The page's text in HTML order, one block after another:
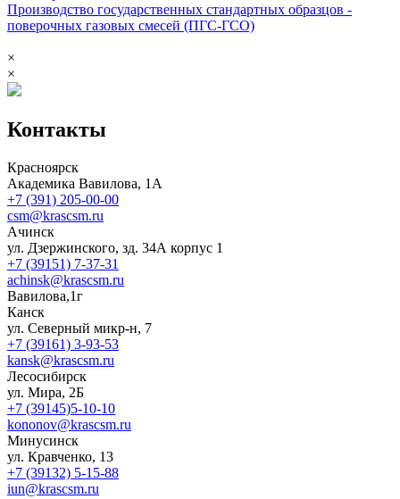
Производство государственных стандартных образцов -
поверочных газовых смесей (ПГС-ГСО)
×
×
Контакты
Красноярск
Академика Вавилова, 1А
+7 (391) 205-00-00
csm@krascsm.ru
Ачинск
ул. Дзержинского, зд. 34А корпус 1
+7 (39151) 7-37-31
achinsk@krascsm.ru
Вавилова,1г
Канск
ул. Северный микр-н, 7
+7 (39161) 3-93-53
kansk@krascsm.ru
Лесосибирск
ул. Мира, 2Б
+7 (39145)5-10-10
kononov@krascsm.ru
Минусинск
ул. Кравченко, 13
+7 (39132) 5-15-88
iun@krascsm.ru